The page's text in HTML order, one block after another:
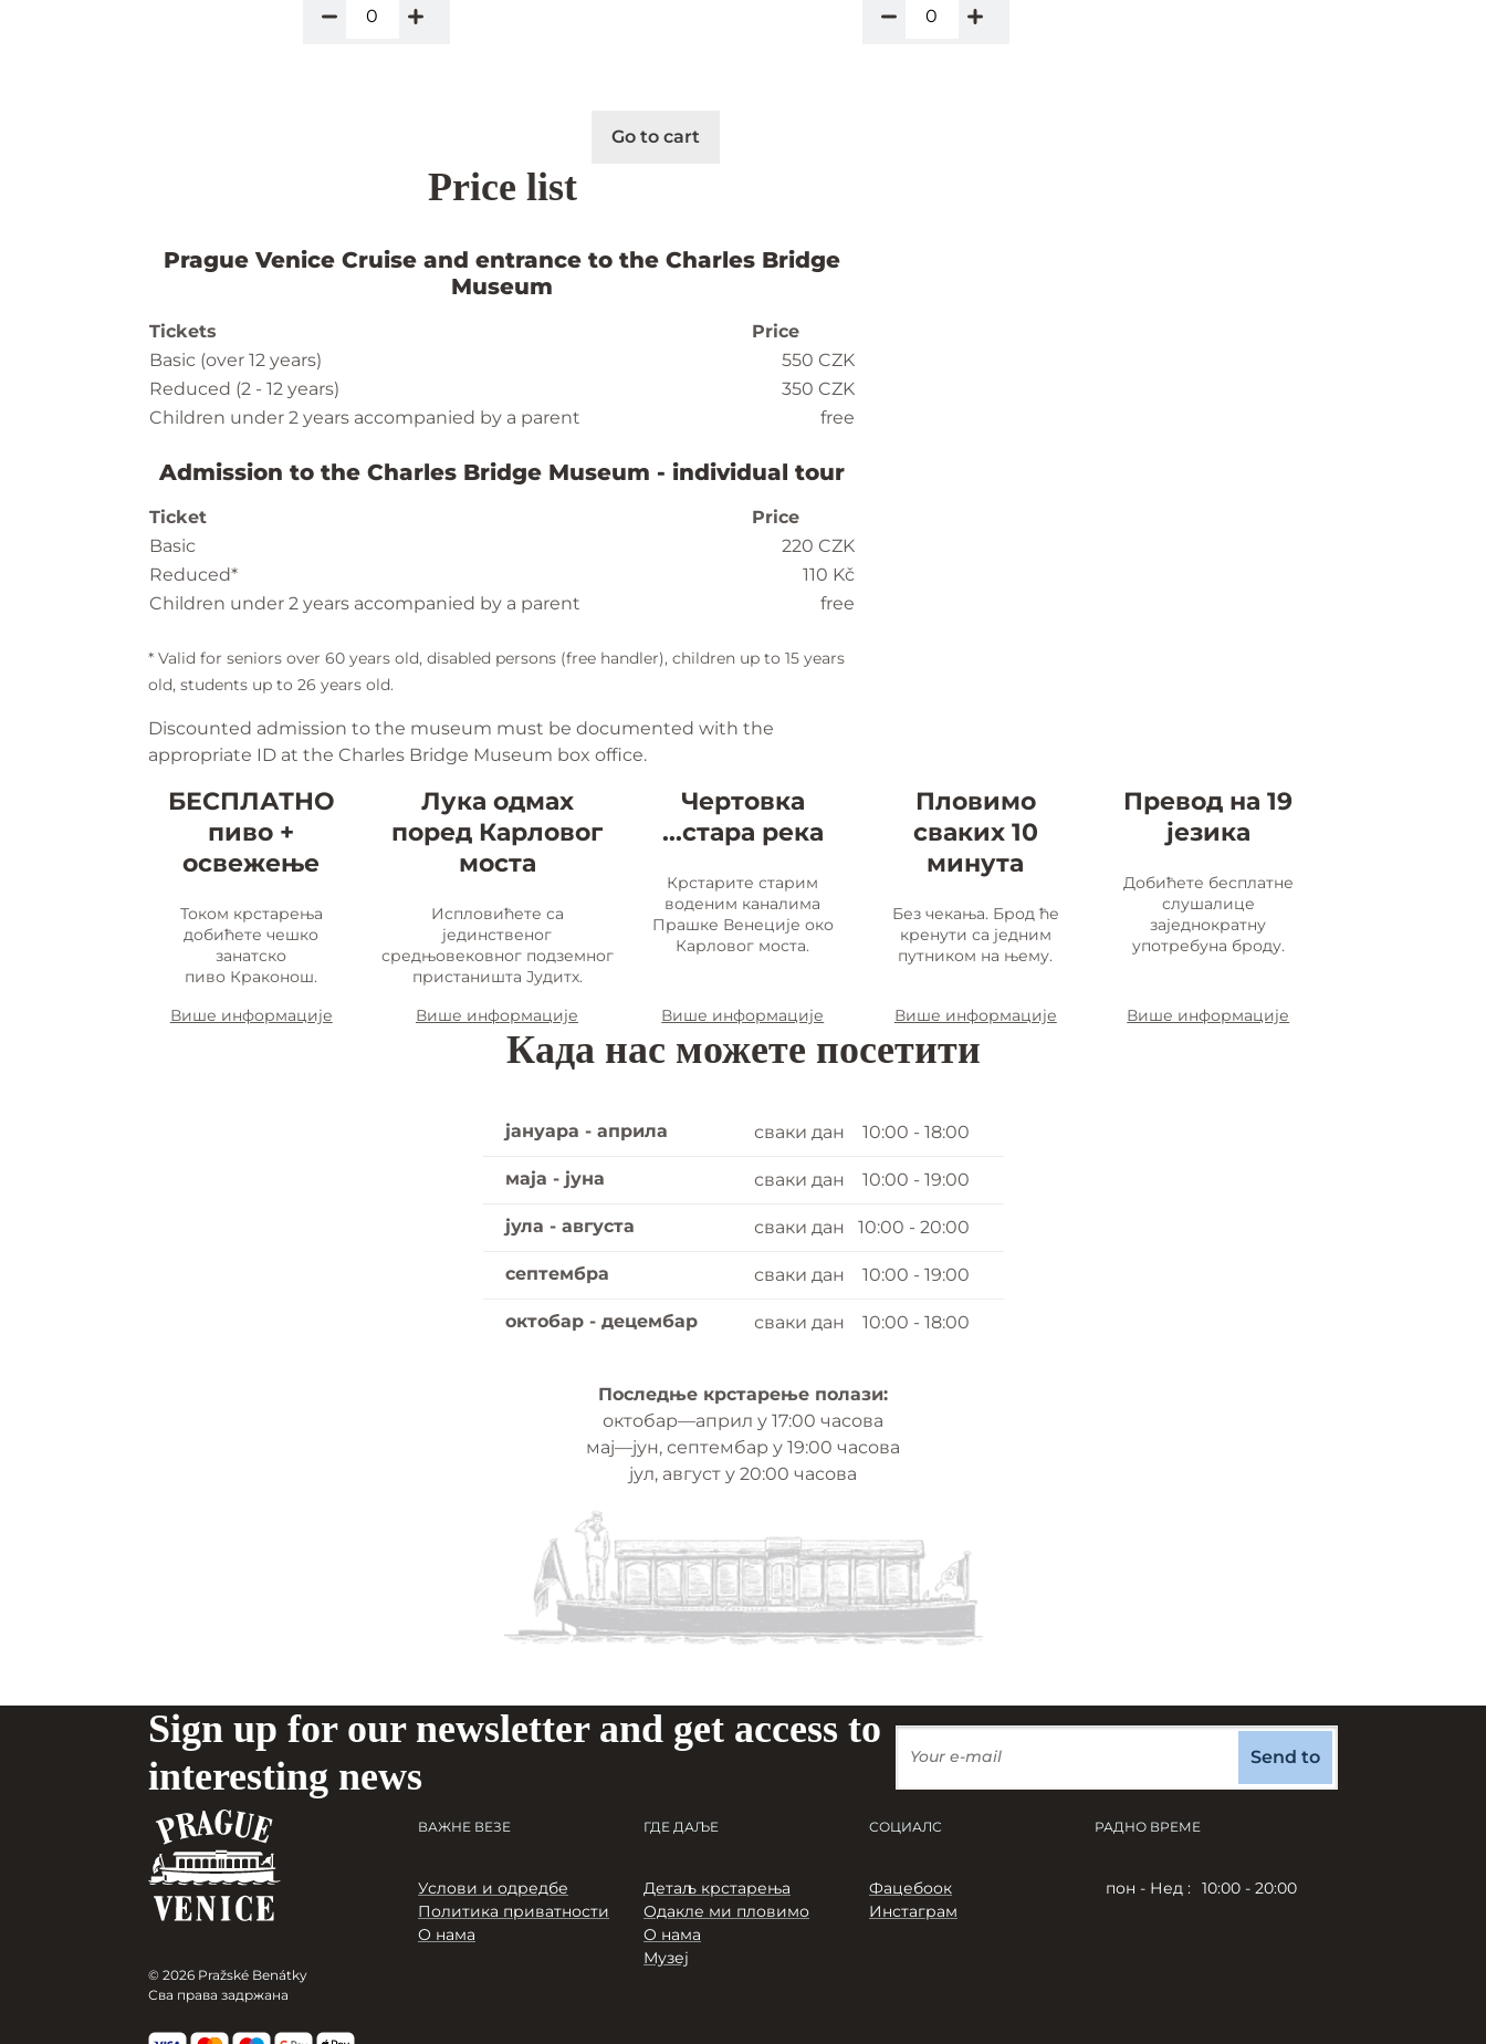
Go to cart
Price list
Prague Venice Cruise and entrance to the Charles Bridge
Museum
Tickets
Price
Basic (over 12 years)
550 CZK
Reduced (2 - 12 years)
350 CZK
Children under 2 years accompanied by a parent
free
Admission to the Charles Bridge Museum - individual tour
Ticket
Price
Basic
220 CZK
Reduced*
110 Kč
Children under 2 years accompanied by a parent
free
* Valid for seniors over 60 years old, disabled persons (free handler), children up to 15 years
old, students up to 26 years old.
Discounted admission to the museum must be documented with the
appropriate ID at the Charles Bridge Museum box office.
БЕСПЛАТНО
пиво +
освежење
Током крстарења
добићете чешко
занатско
пиво Краконош.
Више информације
Лука одмах
поред Карловог
моста
Испловићете са
јединственог
средњовековног подземног
пристаништа Јудитх.
Више информације
Чертовка
...стара река
Крстарите старим
воденим каналима
Прашке Венеције око
Карловог моста.
Више информације
Пловимо
сваких 10
минута
Без чекања. Брод ће
кренути са једним
путником на њему.
Више информације
Превод на 19
језика
Добићете бесплатне
слушалице
заједнократну
употребуна броду.
Више информације
Када нас можете посетити
јануара - априла сваки дан 10:00 - 18:00
маја - јуна сваки дан 10:00 - 19:00
јула - августа сваки дан 10:00 - 20:00
септембра сваки дан 10:00 - 19:00
октобар - децембар сваки дан 10:00 - 18:00
Последње крстарење полази:
октобар—април у 17:00 часова
мај—јун, септембар у 19:00 часова
јул, август у 20:00 часова
Sign up for our newsletter and get access to
interesting news
Send to
© 2026 Pražské Benátky
Сва права задржана
ВАЖНЕ ВЕЗЕ
Услови и одредбе
Политика приватности
О нама
ГДЕ ДАЉЕ
Детаљ крстарења
Одакле ми пловимо
О нама
Музеј
СОЦИАЛС
Фацебоок
Инстаграм
РАДНО ВРЕМЕ
пон - Нед : 10:00 - 20:00